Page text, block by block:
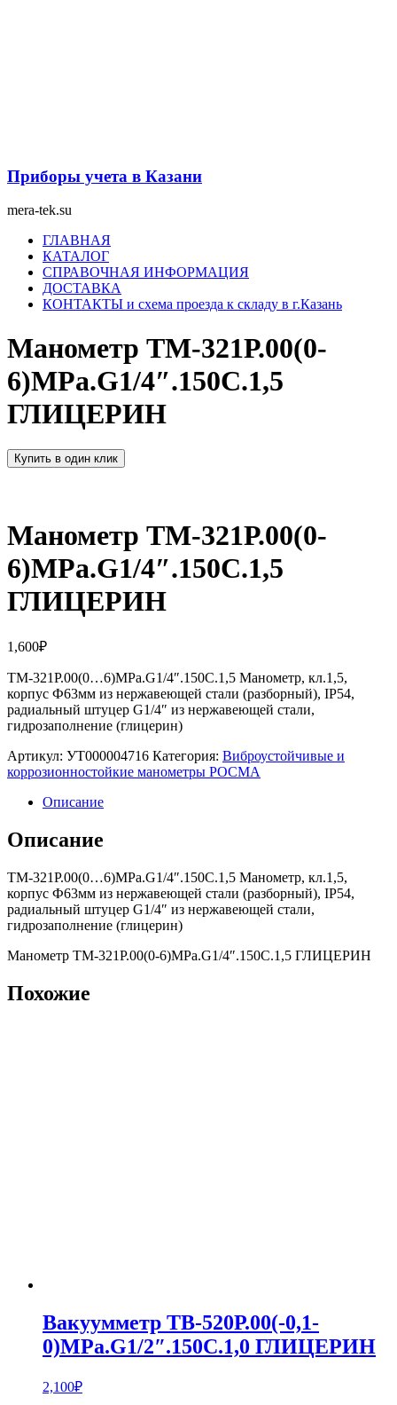
Приборы учета в Казани
mera-tek.su
МенюГЛАВНАЯ
КАТАЛОГ
СПРАВОЧНАЯ ИНФОРМАЦИЯ
ДОСТАВКА
КОНТАКТЫ и схема проезда к складу в г.Казань
Манометр ТМ-321Р.00(0-
6)MPa.G1/4″.150С.1,5
ГЛИЦЕРИН
Купить в один клик
Манометр ТМ-321Р.00(0-
6)MPa.G1/4″.150С.1,5
ГЛИЦЕРИН
1,600₽
ТМ-321Р.00(0…6)MPa.G1/4″.150С.1,5 Манометр, кл.1,5,
корпус Ф63мм из нержавеющей стали (разборный), IP54,
радиальный штуцер G1/4″ из нержавеющей стали,
гидрозаполнение (глицерин)
Артикул: УТ000004716 Категория: Виброустойчивые и
коррозионностойкие манометры РОСМА
Описание
Описание
ТМ-321Р.00(0…6)MPa.G1/4″.150С.1,5 Манометр, кл.1,5,
корпус Ф63мм из нержавеющей стали (разборный), IP54,
радиальный штуцер G1/4″ из нержавеющей стали,
гидрозаполнение (глицерин)
Манометр ТМ-321Р.00(0-6)MPa.G1/4″.150С.1,5 ГЛИЦЕРИН
Похожие
Вакуумметр ТВ-520Р.00(-0,1-
0)MPa.G1/2″.150С.1,0 ГЛИЦЕРИН
2,100₽